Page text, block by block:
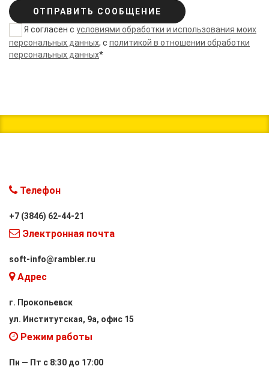
ОТПРАВИТЬ СООБЩЕНИЕ
Я согласен с условиями обработки и использования моих
персональных данных, с политикой в отношении обработки
персональных данных*
Телефон
+7 (3846) 62-44-21
Электронная почта
soft-info@rambler.ru
Адрес
г. Прокопьевск
ул. Институтская, 9а, офис 15
Режим работы
Пн — Пт с 8:30 до 17:00